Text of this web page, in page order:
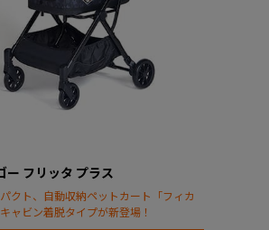
ー フリッタ プラス
クト、自動収納ペットカート「フィカ
ャビン着脱タイプが新登場！